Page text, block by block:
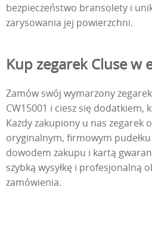
bezpieczeństwo bransolety i
zarysowania jej powierzchni.
Kup zegarek Cluse w
Zamów swój wymarzony
CW15001 i ciesz się dodatkiem,
Każdy zakupiony u nas zegarek
oryginalnym, firmowym
dowodem zakupu i kartą
szybką wysyłkę i profesjonalną
zamówienia.